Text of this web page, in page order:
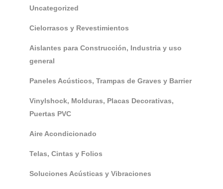
Uncategorized
Cielorrasos y Revestimientos
Aislantes para Construcción, Industria y uso
general
Paneles Acústicos, Trampas de Graves y Barrier
Vinylshock, Molduras, Placas Decorativas,
Puertas PVC
Aire Acondicionado
Telas, Cintas y Folios
Soluciones Acústicas y Vibraciones